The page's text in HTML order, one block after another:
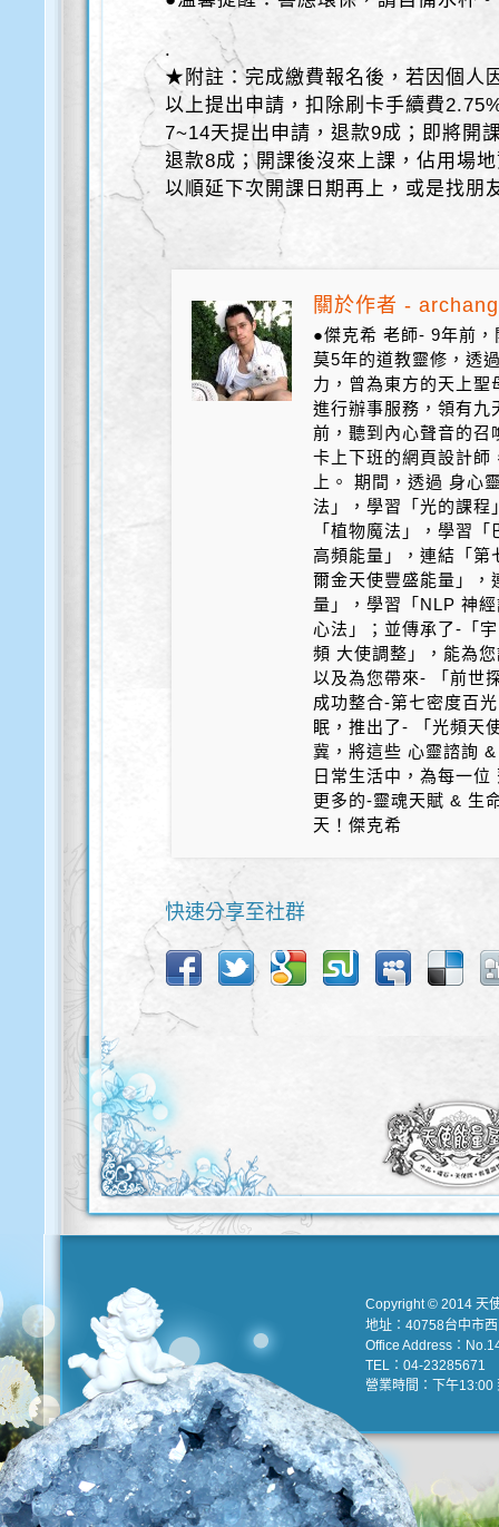
.
★附註：完成繳費報名後，若因個人
以上提出申請，扣除刷卡手續費
7~14天提出申請，退款9成；即將開
退款8成；開課後沒來上課，佔用場
以順延下次開課日期再上，或是找朋
關於作者 -
●傑克希 老師- 9年前
莫5年的道教靈修，透
力，曾為東方的天上
進行辦事服務，領有
前，聽到內心聲音的召
卡上下班的網頁設計師
上。 期間，透過 身心
法」，學習「光的課程
「植物魔法」，學習
高頻能量」，連結「第
爾金天使豐盛能量」，
量」，學習「NLP 神
心法」；並傳承了-「
頻 大使調整」，能為
以及為您帶來- 「前世
成功整合-第七密度百
眠，推出了- 「光頻天
冀，將這些 心靈諮詢
日常生活中，為每一
更多的-靈魂天賦 & 生
天！傑克希
快速分享至社群
Copyright © 2014 天
地址：40758台中市
Office Address：
TEL：04-23285671
營業時間：下午13:00